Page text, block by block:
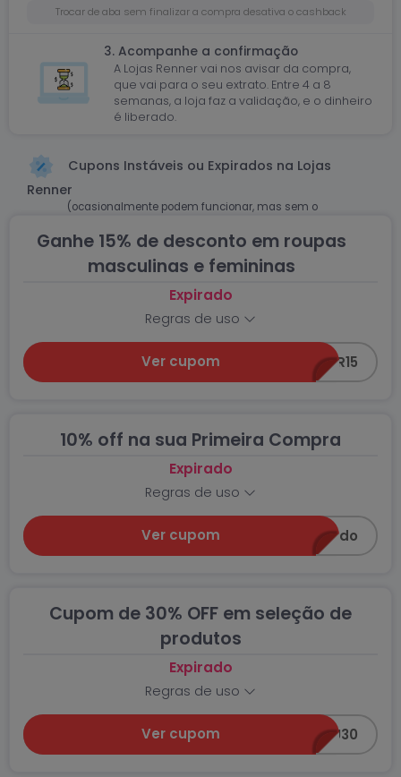
Trocar de aba sem finalizar a compra desativa o cashback
3. Acompanhe a confirmação
A Lojas Renner vai nos avisar da compra,
que vai para o seu extrato. Entre 4 a 8
semanas, a loja faz a validação, e o dinheiro
é liberado.
Cupons Instáveis ou Expirados na Lojas
Renner
(ocasionalmente podem funcionar, mas sem o
Ganhe 15% de desconto em roupas
masculinas e femininas
Expirado
Regras de uso
Ver cupom RENNER15
10% off na sua Primeira Compra
Expirado
Regras de uso
Ver cupom bemvindo
Cupom de 30% OFF em seleção de
produtos
Expirado
Regras de uso
Ver cupom BIJU30